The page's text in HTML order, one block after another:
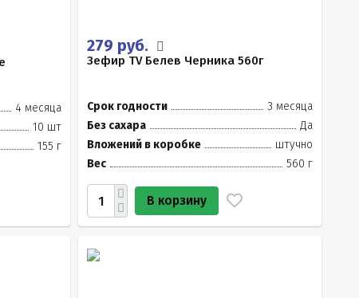
4 месяца
10 шт
155 г
279 руб.
Зефир TV Белев Черника 560г
Срок годности
3 месяца
Без сахара
Да
Вложений в коробке
штучно
Вес
560 г
В корзину